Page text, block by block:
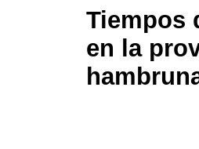
Tiempos
en la